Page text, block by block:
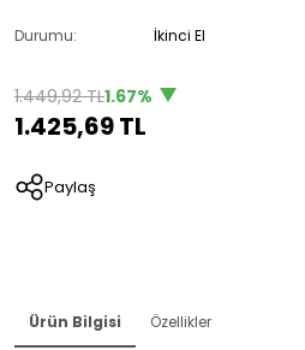
Durumu: İkinci El
1.449,92 TL1.67%
1.425,69 TL
Paylaş
Ürün Bilgisi Özellikler